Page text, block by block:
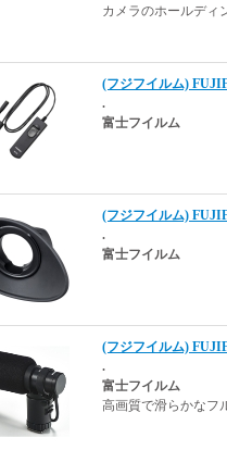
カメラのホールディ
(フジフイルム)
.
富士フイルム
(フジフイルム)
.
富士フイルム
(フジフイルム)
.
富士フイルム
高画質で滑らかなフ